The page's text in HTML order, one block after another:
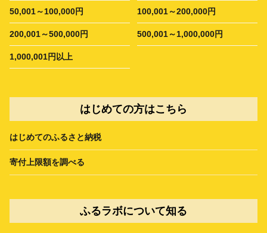
50,001～100,000円 100,001～200,000円
200,001～500,000円 500,001～1,000,000円
1,000,001円以上
はじめての方はこちら
はじめてのふるさと納税
寄付上限額を調べる
ふるラボについて知る